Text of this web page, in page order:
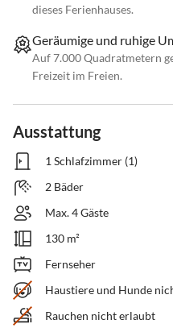
dieses Ferienhauses.
Geräumige und ruhige
Auf 7.000 Quadratmetern
Freizeit im Freien.
Ausstattung
1 Schlafzimmer (1)
2 Bäder
Max. 4 Gäste
130 m²
Fernseher
Haustiere und Hunde
Rauchen nicht erlaubt